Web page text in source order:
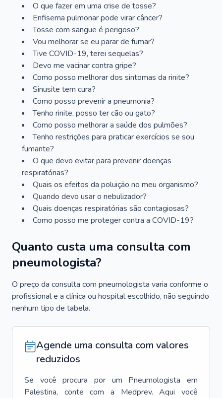
O que fazer em uma crise de tosse?
Enfisema pulmonar pode virar câncer?
Tosse com sangue é perigoso?
Vou melhorar se eu parar de fumar?
Tive COVID-19, terei sequelas?
Devo me vacinar contra gripe?
Como posso melhorar dos sintomas da rinite?
Sinusite tem cura?
Como posso prevenir a pneumonia?
Tenho rinite, posso ter cão ou gato?
Como posso melhorar a saúde dos pulmões?
Tenho restrições para praticar exercícios se sou
fumante?
O que devo evitar para prevenir doenças
respiratórias?
Quais os efeitos da poluição no meu organismo?
Quando devo usar o nebulizador?
Quais doenças respiratórias são contagiosas?
Como posso me proteger contra a COVID-19?
Quanto custa uma consulta com
pneumologista?
O preço da consulta com pneumologista varia conforme o
profissional e a clínica ou hospital escolhido, não seguindo
nenhum tipo de tabela.
Agende uma consulta com valores
reduzidos
Se você procura por um Pneumologista
em
Palestina, conte com a Medprev. Aqui você